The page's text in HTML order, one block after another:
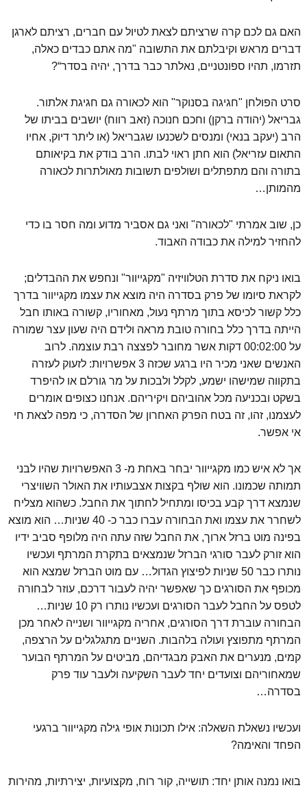
האם גם לכם קרה שרציתם לצאת לטיול עם חברים, רציתם לארגן
דברים מראש וקיבלתם את התשובה "מה אתם כבדים כאלה,
תזרמו, תהיו ספונטניים, נאלתר כבר בדרך, יהיה בסדר“?
סרט הפולחן "חגיגה בסנוקר" הוא לכאורה גם חגיגת אלתור.
גבריאל (יהודה ברקן) וחכם חנוכה (זאב רווח) יושבים בביתו של
הרב (יעקב בנאי) ומנסים לשכנעו שגבריאל (או ליתר דיוק, אחיו
התאום עזריאל) הוא חתן ראוי לבתו. הרב בודק את בקיאותם
בתורה והם מתפתלים ושולפים תשובות מאולתרות לכאורה
מהמותן…
כן, שוב אמרתי "לכאורה" ואני גם אסביר מדוע ומה חסר בו כדי
להחזיר למילה את כבודה האבוד.
בואו ניקח את סדרת הטלוויזיה "מקגייוור" ונחפש את ההבדלים;
לקראת סיומו של פרק בסדרה היה מוצא את עצמו מקגייוור בדרך
כלל קשור לכיסא בתוך מרתף נעול, מאחוריו, קשורה באותו חבל
הייתה בדרך כלל בחורה טובת מראה ולידם היה שעון עצר שמורה
על 00:02:00 דקות אשר מחובר לפצצה רבת עוצמה. לרוב
האנשים שאני מכיר היו ברגע שכזה 3 אפשרויות: לזעוק לעזרה
בתקווה שמישהו ישמע, לקלל ולבכות על מר גורלם או להיפרד
בשקט ובכניעה מכל אהוביהם ויקיריהם. אנחנו כצופים אומרים
לעצמנו, זהו, זה בטח הפרק האחרון של הסדרה, כי מפה לצאת חי
אי אפשר.
אך לא איש כמו מקגייוור יבחר באחת מ- 3 האפשרויות שהיו לבני
תמותה שכמונו. הוא שולף בקצות אצבעותיו את האולר השוויצרי
שנמצא דרך קבע בכיסו ומתחיל לחתוך את החבל. כשהוא מצליח
לשחרר את עצמו ואת הבחורה עברו כבר כ- 40 שניות… הוא מוצא
בפינה מוט ברזל ארוך, את החבל שזה עתה היה מלופף סביב ידיו
הוא זורק לעבר סורגי הברזל שנמצאים בתקרת המרתף ועכשיו
נותרו כבר 50 שניות לפיצוץ הגדול… עם מוט הברזל שמצא הוא
מכופף את הסורגים כך שאפשר יהיה לעבור דרכם, עוזר לבחורה
לטפס על החבל לעבר הסורגים ועכשיו נותרו רק 10 שניות…
הבחורה עוברת דרך הסורגים, אחריה מקגייוור ושנייה לאחר מכן
המרתף מתפוצץ ועולה בלהבות. השניים מתגלגלים על הרצפה,
קמים, מנערים את האבק מבגדיהם, מביטים על המרתף הבוער
שמאחוריהם וצועדים יחד לעבר השקיעה ולעבר עוד פרק
בסדרה…
ועכשיו נשאלת השאלה: אילו תכונות אופי גילה מקגייוור ברגעי
הפחד והאימה?
בואו נמנה אותן יחד: תושייה, קור רוח, מקצועיות, יצירתיות, מהירות